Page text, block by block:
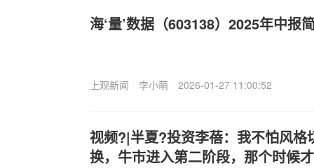
海‘量’数据（603138）2025年中报
上观新闻 李小萌 2026-01-27 11:00:52
视频?|半夏?投资李蓓：我不怕风格
换，牛市进入第二阶段，那个时候